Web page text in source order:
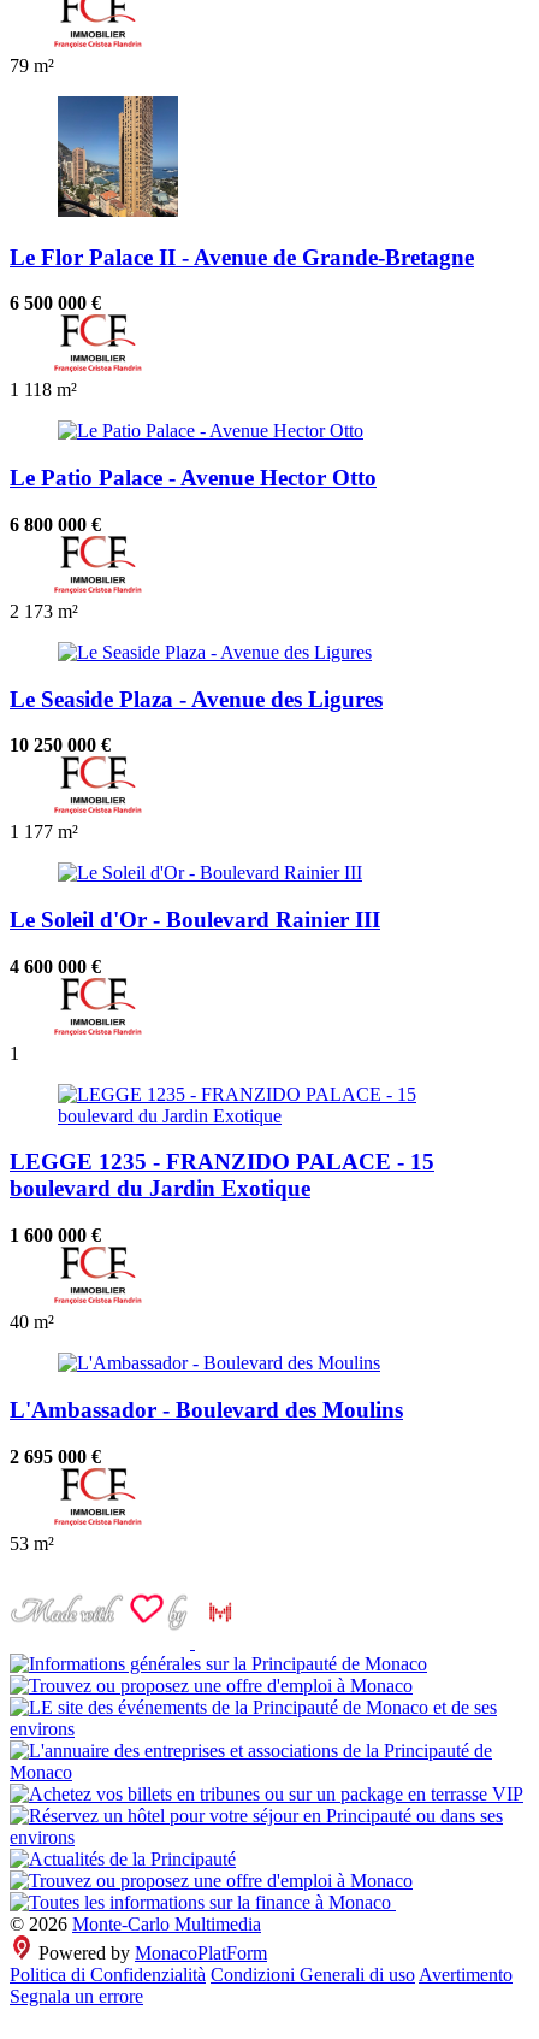
79 m²
Le Flor Palace II - Avenue de Grande-Bretagne
6 500 000 €
1 118 m²
Le Patio Palace - Avenue Hector Otto
6 800 000 €
2 173 m²
Le Seaside Plaza - Avenue des Ligures
10 250 000 €
1 177 m²
Le Soleil d'Or - Boulevard Rainier III
4 600 000 €
1
LEGGE 1235 - FRANZIDO PALACE - 15
boulevard du Jardin Exotique
1 600 000 €
40 m²
L'Ambassador - Boulevard des Moulins
2 695 000 €
53 m²
© 2026 Monte-Carlo Multimedia
Powered by MonacoPlatForm
Politica di Confidenzialità Condizioni Generali di uso Avertimento
Segnala un errore